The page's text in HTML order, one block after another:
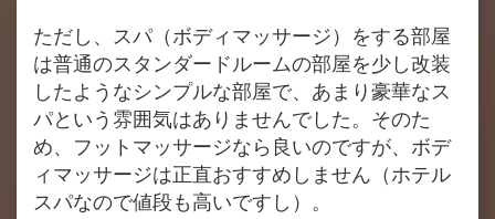
ただし、スパ（ボディマッサージ）をする部屋
は普通のスタンダードルームの部屋を少し改装
したようなシンプルな部屋で、あまり豪華なス
パという雰囲気はありませんでした。そのた
め、フットマッサージなら良いのですが、ボデ
ィマッサージは正直おすすめしません（ホテル
スパなので値段も高いですし）。